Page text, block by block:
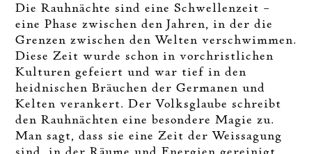
Die Rauhnächte sind eine Schwellenzeit –
eine Phase zwischen den Jahren, in der die
Grenzen zwischen den Welten verschwimmen.
Diese Zeit wurde schon in vorchristlichen
Kulturen gefeiert und war tief in den
heidnischen Bräuchen der Germanen und
Kelten verankert. Der Volksglaube schreibt
den Rauhnächten eine besondere Magie zu.
Man sagt, dass sie eine Zeit der Weissagung